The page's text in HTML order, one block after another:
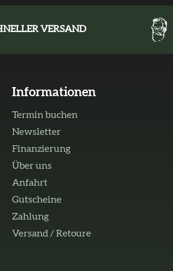
VERSAND
Informationen
Termin buchen
Newsletter
Finanzierung
Über uns
Anfahrt
Gutscheine
Zahlung
Versand / Retoure